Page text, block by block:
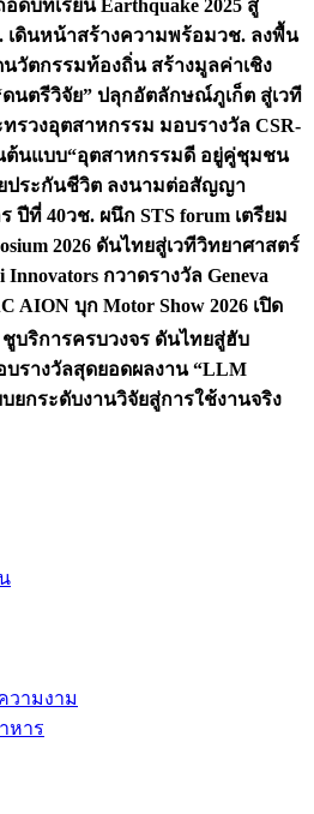
อดบทเรียน Earthquake 2025 สู่
เดินหน้าสร้างความพร้อมวช. ลงพื้น
วัตกรรมท้องถิ่น สร้างมูลค่าเชิง
นตรีวิจัย” ปลุกอัตลักษณ์ภูเก็ต สู่เวที
ทรวงอุตสาหกรรม มอบรางวัล CSR-
ต้นแบบ“อุตสาหกรรมดี อยู่คู่ชุมชน
ประกันชีวิต ลงนามต่อสัญญา
ปีที่ 40วช. ผนึก STS forum เตรียม
2026 ดันไทยสู่เวทีวิทยาศาสตร์
กวาดรางวัล Geneva
AION บุก Motor Show 2026 เปิด
ชูบริการครบวงจร ดันไทยสู่ฮับ
บรางวัลสุดยอดผลงาน “LLM
ยกระดับงานวิจัยสู่การใช้งานจริง
วามงาม
หาร